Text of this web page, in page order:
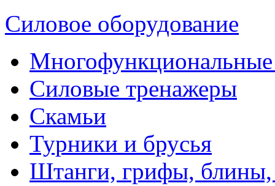
Силовое оборудование
Силовые тренажеры
Скамьи
Турники и брусья
Штанги, грифы, блины,